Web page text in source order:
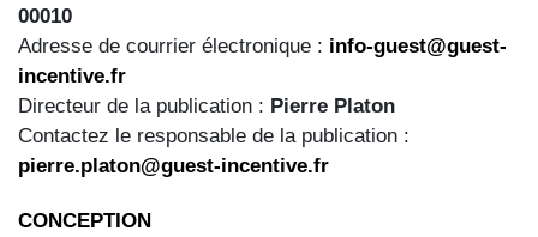
00010
Adresse de courrier électronique : info-guest@guest-
incentive.fr
Directeur de la publication : Pierre Platon
Contactez le responsable de la publication :
pierre.platon@guest-incentive.fr
CONCEPTION